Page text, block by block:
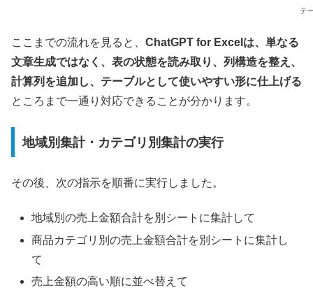
テ
ここまでの流れを見ると、 ChatGPT for Excelは、単なる
文章生成ではなく、表の状態を読み取り、列構造を整え、
計算列を追加し、テーブルとして使いやすい形に仕上げる
ところまで一通り対応できることが分かります。
地域別集計・カテゴリ別集計の実行
その後、次の指示を順番に実行しました。
地域別の売上金額合計を別シートに集計して
商品カテゴリ別の売上金額合計を別シートに集計し
て
売上金額の高い順に並べ替えて